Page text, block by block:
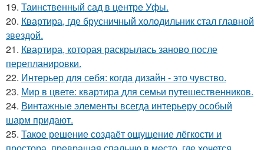
19. Таинственный сад в центре Уфы.
20. Квартира, где брусничный холодильник стал главной
звездой.
21. Квартира, которая раскрылась заново после
перепланировки.
22. Интерьер для себя: когда дизайн - это чувство.
23. Мир в цвете: квартира для семьи путешественников.
24. Винтажные элементы всегда интерьеру особый
шарм придают.
25. Такое решение создаёт ощущение лёгкости и